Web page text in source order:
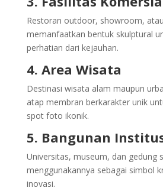
Restoran outdoor, showroom,
memanfaatkan bentuk skulptural
perhatian dari kejauhan.
4. Area Wisata
Destinasi wisata alam maupun
atap membran berkarakter unik
spot foto ikonik.
5. Bangunan
Universitas, museum, dan gedung
menggunakannya sebagai simbol
inovasi.